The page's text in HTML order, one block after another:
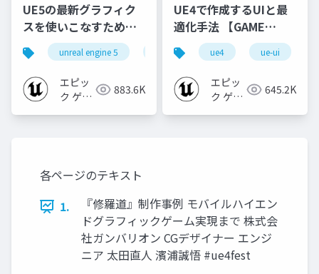
UE5の最新グラフィク
スを使いこなすための4
個の勘所
[CEDEC+KYUSHU
2023]
unreal engine 5 cedec cedec+kyushu
エピッ
ク ゲー
883.6K
UE4で作成するUIと最
適化手法 【GAME
CREATORS
CONFERENCE '20】
ue4 ue-ui
エピッ
ク ゲー
645.2K
各ページのテキスト
1.
『修羅道』制作事例 モバイルハイエン
ドグラフィックゲーム実現まで 株式会
社ガンバリオン CGデザイナー エンジ
ニア 太田直人 濱浦誠悟 #ue4fest